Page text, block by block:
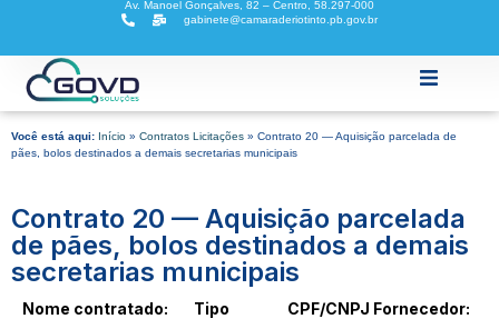
Av. Manoel Gonçalves, 82 – Centro, 58.297-000
gabinete@camaraderiotinto.pb.gov.br
Home
Atividades Legislativas
Você está aqui: Início » Contratos Licitações » Contrato 20 — Aquisição parcelada de
pães, bolos destinados a demais secretarias municipais
Contrato 20 — Aquisição parcelada
de pães, bolos destinados a demais
secretarias municipais
Nome contratado:
Tipo
CPF/CNPJ Fornecedor: